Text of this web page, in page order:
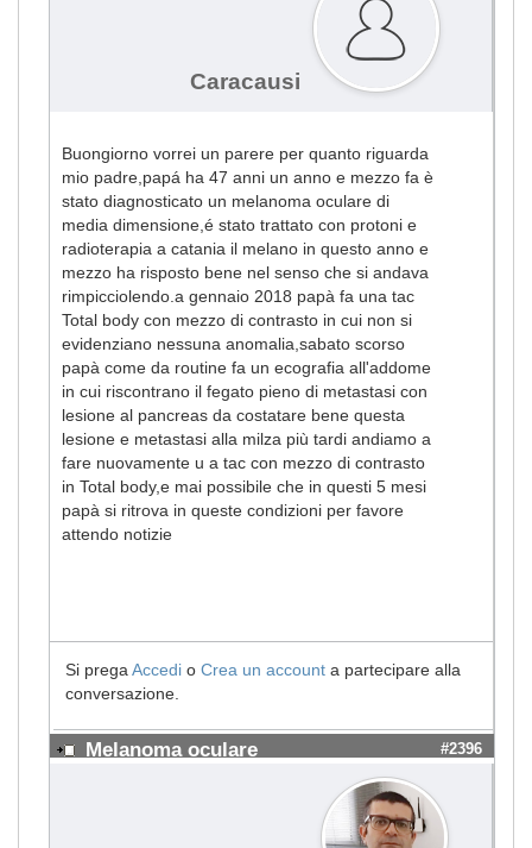
Caracausi
Buongiorno vorrei un parere per quanto riguarda
mio padre,papá ha 47 anni un anno e mezzo fa è
stato diagnosticato un melanoma oculare di
media dimensione,é stato trattato con protoni e
radioterapia a catania il melano in questo anno e
mezzo ha risposto bene nel senso che si andava
rimpicciolendo.a gennaio 2018 papà fa una tac
Total body con mezzo di contrasto in cui non si
evidenziano nessuna anomalia,sabato scorso
papà come da routine fa un ecografia all'addome
in cui riscontrano il fegato pieno di metastasi con
lesione al pancreas da costatare bene questa
lesione e metastasi alla milza più tardi andiamo a
fare nuovamente u a tac con mezzo di contrasto
in Total body,e mai possibile che in questi 5 mesi
papà si ritrova in queste condizioni per favore
attendo notizie
Si prega Accedi o Crea un account a partecipare alla
conversazione.
Melanoma oculare #2396